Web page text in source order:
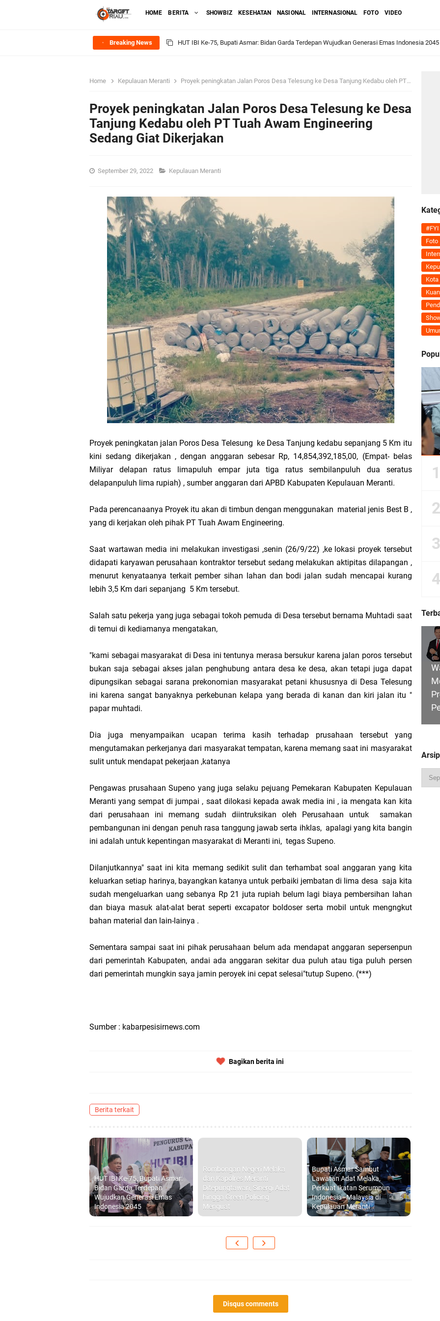
HOME BERITA SHOWBIZ KESEHATAN NASIONAL INTERNASIONAL FOTO VIDEO
Breaking News HUT IBI Ke-75, Bupati Asmar: Bidan Garda Terdepan Wujudkan Generasi Emas Indonesia 2045
Rombongan Negeri Melaka dan Kapolres Meranti Ditepungtawari, Sinergi Adat hingga Green
DPRD Kepulauan Meranti Sahkan Ranperda Pertanggungjawaban APBD 2025, Pemkab Siap
Rekomendasi Banggar
SPPG Mantiasa Jalani Inspeksi Higiene dan Sanitasi Pangan
PTPN IV Regional VI Kebun Julok Rayeuk Utara Serahkan Bantuan Mesin Genset untuk Dayah
Bupati Asmar Tegaskan MoU Pemkab dan PLN Harus Berdampak Nyata bagi Masyarakat
Wacana Pemekaran Kembali Menguat, Mahmuzin Taher: Provinsi Riau Pesisir Mesin
Baru
Bupati Asmar dan PLN UP3 Dumai Perkuat Sinergi, Pastikan Layanan Listrik Kepulauan
Pemerintah Kabupaten Kepulauan Meranti Kembali Merombak 3 Pejabat Eselon III. A Serta III.
Pemkab Meranti dan Unilak Perkuat Sinergi Tingkatkan Kualitas SDM Daerah
133 Personel Berprestasi Diguyur Penghargaan, Kapolda Riau: Bangun Kepercayaan Publik
Pengurus PWI Kepulauan Meranti Periode 2026–2029 Resmi Dilantik
Wabup Muzamil Bahas Penegasan Batas Wilayah Kepulauan Meranti, Kemendagri Beri
Hak DBH
Audiensi Bupati Asmar Berbuah Komitmen BNPP RI Kawal Pembangunan Kawasan
Feni Utami Angkat Suara, Lagi-Lagi Fitnah Penipuan Terpa Bidang Saspras Disdik Kepulauan
Camat Pulau Merbau Hermansyah, S.H. Sampaikan Tahniah Hari Jadi ke-14 Kecamatan Tasik
Hari Bhakti Adhyaksa, Kapolres Meranti Beri Kejutan Tumpeng ke Kejari
Pelepasan TEP 2026 IPB University, Wamen Viva Yoga: Kampus Berkontribusi Memajukan
Transmigrasi
Bupati Meranti Perjuangkan Status Jalan Nasional, Usulkan Ruas Strategis dan Jembatan
Kementerian PU
Bupati Asmar Hadiri Sarasehan Kebangsaan MPR RI, Dorong Kemandirian Fiskal Daerah
Home Kepulauan Meranti Proyek peningkatan Jalan Poros Desa Telesung ke Desa Tanjung Kedabu oleh PT Tuah Awam Engineering Sedang Giat Dikerjakan
Proyek peningkatan Jalan Poros Desa Telesung ke Desa
Tanjung Kedabu oleh PT Tuah Awam Engineering
Sedang Giat Dikerjakan
September 29, 2022 Kepulauan Meranti
Proyek peningkatan jalan Poros Desa Telesung ke Desa Tanjung kedabu sepanjang 5 Km itu
kini sedang dikerjakan , dengan anggaran sebesar Rp, 14,854,392,185,00, (Empat- belas
Miliyar delapan ratus limapuluh empar juta tiga ratus sembilanpuluh dua seratus
delapanpuluh lima rupiah) , sumber anggaran dari APBD Kabupaten Kepulauan Meranti.
Pada perencanaanya Proyek itu akan di timbun dengan menggunakan material jenis Best B ,
yang di kerjakan oleh pihak PT Tuah Awam Engineering.
Saat wartawan media ini melakukan investigasi ,senin (26/9/22) ,ke lokasi proyek tersebut
didapati karyawan perusahaan kontraktor tersebut sedang melakukan aktipitas dilapangan ,
menurut kenyataanya terkait pember sihan lahan dan bodi jalan sudah mencapai kurang
lebih 3,5 Km dari sepanjang 5 Km tersebut.
Salah satu pekerja yang juga sebagai tokoh pemuda di Desa tersebut bernama Muhtadi saat
di temui di kediamanya mengatakan,
"kami sebagai masyarakat di Desa ini tentunya merasa bersukur karena jalan poros tersebut
bukan saja sebagai akses jalan penghubung antara desa ke desa, akan tetapi juga dapat
dipungsikan sebagai sarana prekonomian masyarakat petani khususnya di Desa Telesung
ini karena sangat banyaknya perkebunan kelapa yang berada di kanan dan kiri jalan itu "
papar muhtadi.
Dia juga menyampaikan ucapan terima kasih terhadap prusahaan tersebut yang
mengutamakan perkerjanya dari masyarakat tempatan, karena memang saat ini masyarakat
sulit untuk mendapat pekerjaan ,katanya
Pengawas prusahaan Supeno yang juga selaku pejuang Pemekaran Kabupaten Kepulauan
Meranti yang sempat di jumpai , saat dilokasi kepada awak media ini , ia mengata kan kita
dari perusahaan ini memang sudah diintruksikan oleh Perusahaan untuk samakan
pembangunan ini dengan penuh rasa tanggung jawab serta ihklas, apalagi yang kita bangin
ini adalah untuk kepentingan masyarakat di Meranti ini, tegas Supeno.
Dilanjutkannya" saat ini kita memang sedikit sulit dan terhambat soal anggaran yang kita
keluarkan setiap harinya, bayangkan katanya untuk perbaiki jembatan di lima desa saja kita
sudah mengeluarkan uang sebanya Rp 21 juta rupiah belum lagi biaya pembersihan lahan
dan biaya masuk alat-alat berat seperti excapator boldoser serta mobil untuk mengngkut
bahan material dan lain-lainya .
Sementara sampai saat ini pihak perusahaan belum ada mendapat anggaran sepersenpun
dari pemerintah Kabupaten, andai ada anggaran sekitar dua puluh atau tiga puluh persen
dari pemerintah mungkin saya jamin peroyek ini cepat selesai"tutup Supeno. (***)
Sumber : kabarpesisirnews.com
Bagikan berita ini
Berita terkait
HUT IBI Ke-75, Bupati Asmar:
Bidan Garda Terdepan
Wujudkan Generasi Emas
Indonesia 2045
Rombongan Negeri Melaka
dan Kapolres Meranti
Ditepungtawari, Sinergi Adat
hingga Green Policing
Menguat
Bupati Asmar Sambut
Lawatan Adat Melaka,
Perkuat Ikatan Serumpun
Indonesia–Malaysia di
Kepulauan Meranti
Disqus comments
#FYI
Foto
Arsip